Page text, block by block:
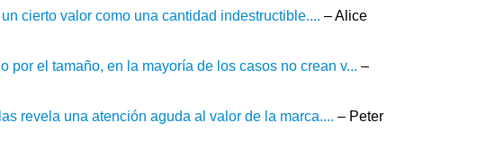
cierto valor como una cantidad indestructible.... – Alice
por el tamaño, en la mayoría de los casos no crean v... –
revela una atención aguda al valor de la marca.... – Peter